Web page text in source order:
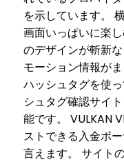
を示しています。
画面いっぱいに楽
のデザインが斬新
モーション情報が
ハッシュタグを使
シュタグ確認サイ
能です。 VULKAN
ストできる入金ボ
言えます。 サイト